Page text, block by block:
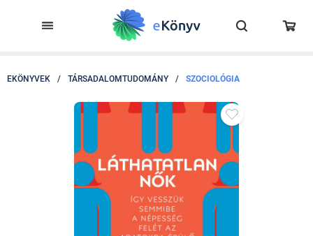
EKÖNYVEK / TÁRSADALOMTUDOMÁNY / SZOCIOLÓGIA